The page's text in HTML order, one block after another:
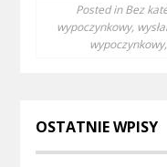
Posted inBez
wypoczynkowy,
wypoczynkowy,
OSTATNIE WPISY